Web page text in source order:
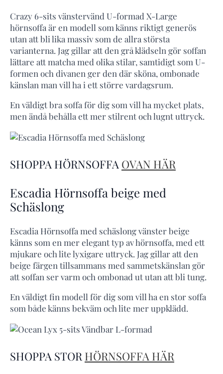
Crazy 6-sits vänstervänd U-formad X-Large
hörnsoffa är en modell som känns riktigt generös
utan att bli lika massiv som de allra största
varianterna. Jag gillar att den grå klädseln gör soffan
lättare att matcha med olika stilar, samtidigt som U-
formen och divanen ger den där sköna, ombonade
känslan man vill ha i ett större vardagsrum.
En väldigt bra soffa för dig som vill ha mycket plats,
men ändå behålla ett mer stilrent och lugnt uttryck.
SHOPPA HÖRNSOFFA OVAN HÄR
Escadia Hörnsoffa beige med
Schäslong
Escadia Hörnsoffa med schäslong vänster beige
känns som en mer elegant typ av hörnsoffa, med ett
mjukare och lite lyxigare uttryck. Jag gillar att den
beige färgen tillsammans med sammetskänslan gör
att soffan ser varm och ombonad ut utan att bli tung.
En väldigt fin modell för dig som vill ha en stor soffa
som både känns bekväm och lite mer uppklädd.
SHOPPA STORHÖRNSOFFA HÄR